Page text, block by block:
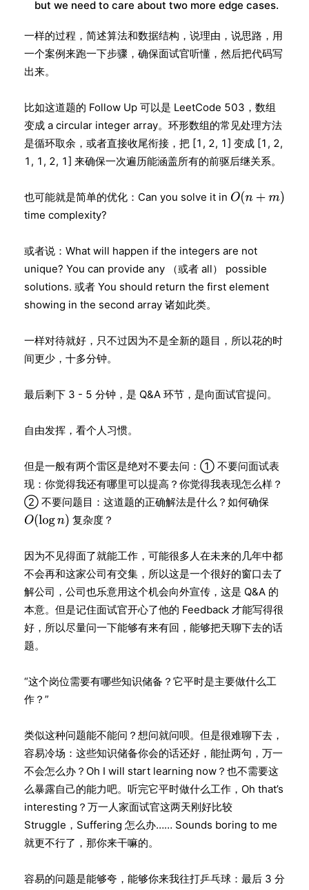
but we need to care about two more edge cases.
一样的过程，简述算法和数据结构，说理由，说思路，用
一个案例来跑一下步骤，确保面试官听懂，然后把代码写
出来。
比如这道题的 Follow Up 可以是 LeetCode 503，数组
变成 a circular integer array。环形数组的常见处理方法
是循环取余，或者直接收尾衔接，把 [1, 2, 1] 变成 [1, 2,
1, 1, 2, 1] 来确保一次遍历能涵盖所有的前驱后继关系。
也可能就是简单的优化：Can you solve it in
time complexity?
或者说：What will happen if the integers are not
unique? You can provide any （或者 all） possible
solutions. 或者 You should return the first element
showing in the second array 诸如此类。
一样对待就好，只不过因为不是全新的题目，所以花的时
间更少，十多分钟。
最后剩下 3 - 5 分钟，是 Q&A 环节，是向面试官提问。
自由发挥，看个人习惯。
但是一般有两个雷区是绝对不要去问：① 不要问面试表
现：你觉得我还有哪里可以提高？你觉得我表现怎么样？
② 不要问题目：这道题的正确解法是什么？如何确保
复杂度？
因为不见得面了就能工作，可能很多人在未来的几年中都
不会再和这家公司有交集，所以这是一个很好的窗口去了
解公司，公司也乐意用这个机会向外宣传，这是 Q&A 的
本意。但是记住面试官开心了他的 Feedback 才能写得很
好，所以尽量问一下能够有来有回，能够把天聊下去的话
题。
“这个岗位需要有哪些知识储备？它平时是主要做什么工
作？”
类似这种问题能不能问？想问就问呗。但是很难聊下去，
容易冷场：这些知识储备你会的话还好，能扯两句，万一
不会怎么办？Oh I will start learning now？也不需要这
么暴露自己的能力吧。听完它平时做什么工作，Oh that’s
interesting？万一人家面试官这两天刚好比较
Struggle，Suffering 怎么办…… Sounds boring to me
就更不行了，那你来干嘛的。
容易的问题是能够夸，能够你来我往打乒乓球：最后 3 分